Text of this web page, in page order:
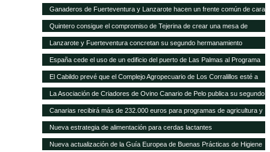
2014-2020
Ganaderos de Fuerteventura y Lanzarote hacen un frente común de cara
a la modificación del POSEI-2016
Quintero consigue el compromiso de Tejerina de crear una mesa de
trabajo para analizar la ficha adicional del POSEI
Lanzarote y Fuerteventura concretan su segundo hermanamiento
ganadero
España cede el uso de un edificio del puerto de Las Palmas al Programa
Mundial de Alimentos
El Cabildo prevé que el Complejo Agropecuario de Los Corralillos esté a
pleno rendimiento en un año
La Asociación de Criadores de Ovino Canario de Pelo publica su segundo
Catálogo de Sementales
Canarias recibirá más de 232.000 euros para programas de agricultura y
ganadería
Nueva estrategia de alimentación para cerdas lactantes
Nueva actualización de la Guía Europea de Buenas Prácticas de Higiene